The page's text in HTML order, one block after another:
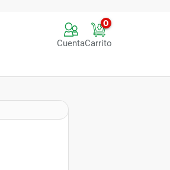
Cuenta
0
Carrito